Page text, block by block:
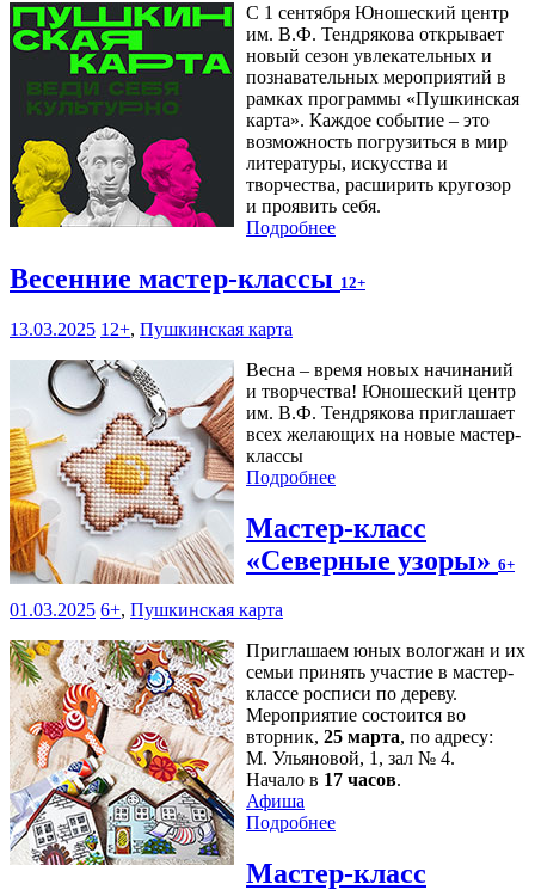
С 1 сентября Юношеский центр
им. В.Ф. Тендрякова открывает
новый сезон увлекательных и
познавательных мероприятий в
рамках программы «Пушкинская
карта». Каждое событие – это
возможность погрузиться в мир
литературы, искусства и
творчества, расширить кругозор
и проявить себя.
Подробнее
Весенние мастер-классы 12+
13.03.2025 12+, Пушкинская карта
Весна – время новых начинаний
и творчества! Юношеский центр
им. В.Ф. Тендрякова приглашает
всех желающих на новые мастер-
классы
Подробнее
Мастер-класс
«Северные узоры» 6+
01.03.2025 6+, Пушкинская карта
Приглашаем юных вологжан и их
семьи принять участие в мастер-
классе росписи по дереву.
Мероприятие состоится во
вторник, 25 марта, по адресу:
М. Ульяновой, 1, зал № 4.
Начало в 17 часов.
Афиша
Подробнее
Мастер-класс